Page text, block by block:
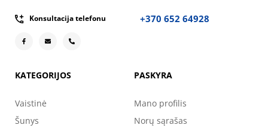
Konsultacija telefonu +370 652 64928
KATEGORIJOS
Vaistinė
Šunys
PASKYRA
Mano profilis
Norų sąrašas